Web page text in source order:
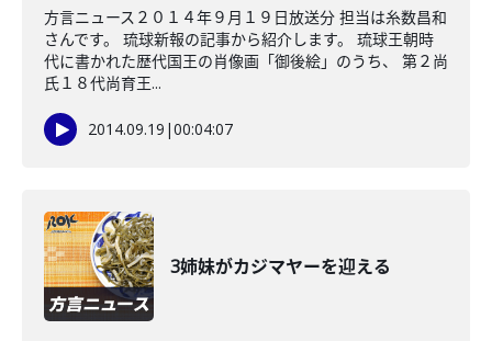
方言ニュース２０１４年９月１９日放送分 担当は糸数昌和
さんです。 琉球新報の記事から紹介します。 琉球王朝時
代に書かれた歴代国王の肖像画「御後絵」のうち、 第２尚
氏１８代尚育王...
2014.09.19 |00:04:07
3姉妹がカジマヤーを迎える